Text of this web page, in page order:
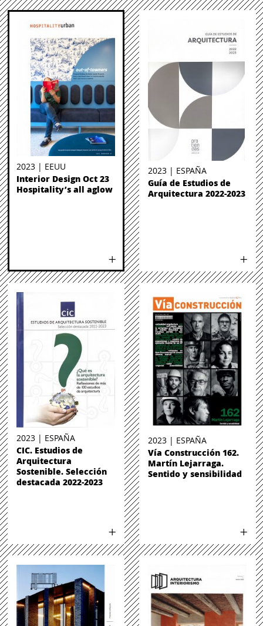
2023 | EEUU
Interior Design Oct 23
Hospitality’s all aglow
2023 | ESPAÑA
Guía de Estudios de
Arquitectura 2022-2023
2023 | ESPAÑA
CIC. Estudios de
Arquitectura
Sostenible. Selección
destacada 2022-2023
2023 | ESPAÑA
Vía Construcción 162.
Martín Lejarraga.
Sentido y sensibilidad